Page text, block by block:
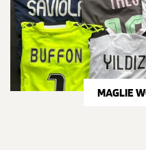
MAGLIE